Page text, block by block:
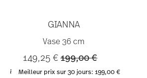
GIANNA
Vase 36 cm
149,25 €Price reduced from
199,00 €to
Meilleur prix sur 30 jours:199,00 €